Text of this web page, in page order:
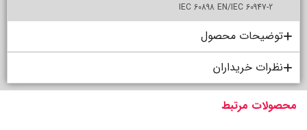
IEC 60898 EN/IEC 60947-2
توضیحات محصول
نظرات خریداران
محصولات مرتبط